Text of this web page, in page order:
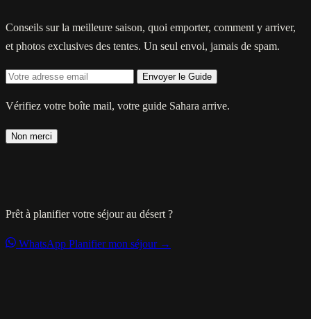
Conseils sur la meilleure saison, quoi emporter, comment y arriver,
et photos exclusives des tentes. Un seul envoi, jamais de spam.
Envoyer le Guide
Vérifiez votre boîte mail, votre guide Sahara arrive.
Non merci
Prêt à planifier votre séjour au désert ?
WhatsApp Planifier mon séjour →